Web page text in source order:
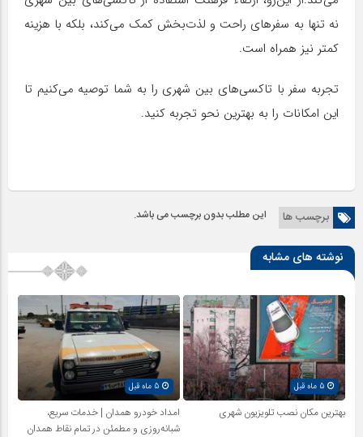
نه تنها به سفرهای راحت و لذت‌بخش کمک می‌کند، بلکه با هزینه
کمتر نیز همراه است.
تجربه سفر با تاکسی‌های بین شهری را به شما توصیه می‌کنیم تا
این امکانات را به بهترین نحو تجربه کنید.
برچسب ها این مطلب بدون برچسب می باشد.
نوشته های مشابه
بهترین مکان نصب تلویزیون شهری
امداد خودرو همدان | خدمات سریع،
شبانه‌روزی و مطمئن در تمام نقاط همدان